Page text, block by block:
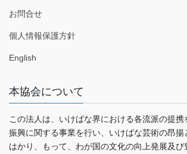
お問合せ
個人情報保護方針
English
本協会について
この法人は、いけばな界における各流派の提携
振興に関する事業を行い、いけばな芸術の昂揚
はかり、もって、わが国の文化の向上発展及び